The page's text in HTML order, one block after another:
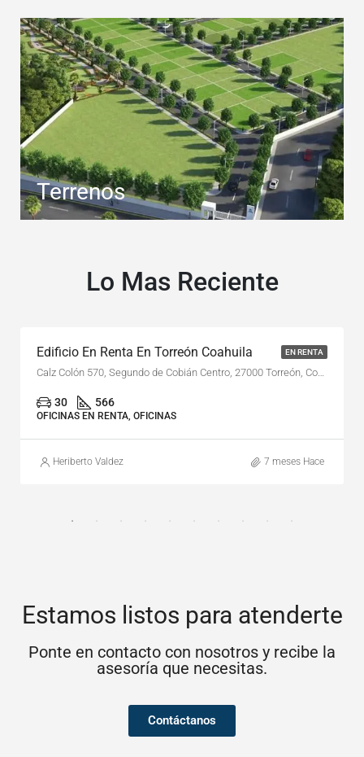
Terrenos
Lo Mas Reciente
EN RENTA
Edificio En Renta En Torreón Coahuila
Calz Colón 570, Segundo de Cobián Centro, 27000 Torreón, Coah.
30 566
OFICINAS EN RENTA, OFICINAS
Heriberto Valdez 7 meses Hace
Estamos listos para atenderte
Ponte en contacto con nosotros y recibe la
asesoría que necesitas.
Contáctanos